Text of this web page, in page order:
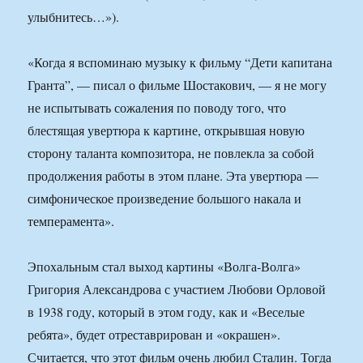
улыбнитесь…»).
«Когда я вспоминаю музыку к фильму “Дети капитана
Гранта”, — писал о фильме Шостакович, — я не могу
не испытывать сожаления по поводу того, что
блестящая увертюра к картине, открывшая новую
сторону таланта композитора, не повлекла за собой
продолжения работы в этом плане. Эта увертюра —
симфоническое произведение большого накала и
темперамента».
Эпохальным стал выход картины «Волга-Волга»
Григория Александрова с участием Любови Орловой
в 1938 году, который в этом году, как и «Веселые
ребята», будет отреставрирован и «окрашен».
Считается, что этот фильм очень любил Сталин. Тогда